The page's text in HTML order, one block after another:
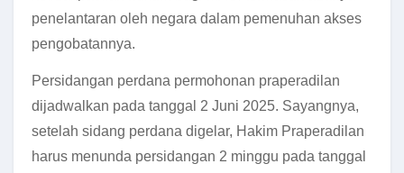
penelantaran oleh negara dalam pemenuhan akses
pengobatannya.
Persidangan perdana permohonan praperadilan
dijadwalkan pada tanggal 2 Juni 2025. Sayangnya,
setelah sidang perdana digelar, Hakim Praperadilan
harus menunda persidangan 2 minggu pada tanggal